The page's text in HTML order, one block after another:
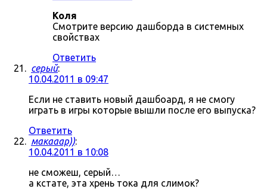
Коля
Смотрите версию дашборда в системных
свойствах
Ответить
серый:
10.04.2011 в 09:47
Если не ставить новый дашбоард, я не смогу
играть в игры которые вышли после его выпуска?
Ответить
макааар)):
10.04.2011 в 10:08
не сможеш, серый…
а кстате, эта хрень тока для слимок?